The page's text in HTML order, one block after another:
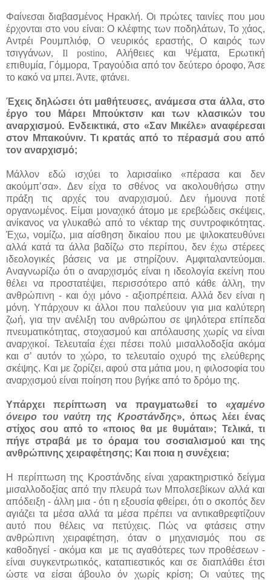
Φαίνεσαι διαβασμένος Ηρακλή. Οι πρώτες ταινίες που μου
έρχονται στο νου είναι: Ο κλέφτης των ποδηλάτων, Το χάος,
Αντρέι Ρουμπλιόφ, Ο νευρικός εραστής, Ο καιρός των
τσιγγάνων, Il postino, Αλήθειες και Ψέματα, Ερωτική
επιθυμία, Γόμμορα, Τραγούδια από τον δεύτερο όροφο, Άσε
το κακό να μπει. Άντε, φτάνει.
Έχεις δηλώσει ότι μαθήτευσες, ανάμεσα στα άλλα, στο
έργο του Μάρει Μπούκτσιν και των κλασικών του
αναρχισμού. Ενδεικτικά, στο «Σαν Μικέλε» αναφέρεσαι
στον Μπακούνιν. Τι κρατάς από το πέρασμά σου από
τον αναρχισμό;
Μάλλον εδώ ισχύει το λαρισαίικο «πέρασα και δεν
ακούμπ’σα». Δεν είχα το σθένος να ακολουθήσω στην
πράξη τις αρχές του αναρχισμού. Δεν ήμουνα ποτέ
οργανωμένος. Είμαι μοναχικό άτομο με ερεβώδεις σκέψεις,
ανίκανος να γλυκαθώ από το νέκταρ της συντροφικότητας.
Έχω, νομίζω, μια αίσθηση δικαίου που με ψιλοκατευθύνει
αλλά κατά τα άλλα βαδίζω στο περίπου, δεν έχω στέρεες
ιδεολογικές βάσεις να με στηρίζουν. Αμφιταλαντεύομαι.
Αναγνωρίζω ότι ο αναρχισμός είναι η ιδεολογία εκείνη που
θέλει να προστατέψει, περισσότερο από κάθε άλλη, την
ανθρώπινη - και όχι μόνο - αξιοπρέπεια. Αλλά δεν είναι η
μόνη. Υπάρχουν κι άλλοι που παλεύουν για μια καλύτερη
ζωή, για την ανέλιξη του ανθρώπου σε ψηλότερα επίπεδα
πνευματικότητας, στοχασμού και απόλαυσης χωρίς να είναι
αναρχικοί. Τελευταία έχει πέσει πολύ μισαλλοδοξία ακόμα
και σ’ αυτόν το χώρο, το τελευταίο οχυρό της ελεύθερης
σκέψης. Και με ζορίζει, αφού στα μάτια μου, η φιλοσοφία του
αναρχισμού είναι ποίηση που βγήκε από το δρόμο της.
Υπάρχει περίπτωση να πραγματωθεί το «χαμένο
όνειρο του ναύτη της Κροστάνδης», όπως λέει ένας
στίχος σου από το «ποιος θα με θυμάται»; Τελικά, τι
πήγε στραβά με το όραμα του σοσιαλισμού και της
ανθρώπινης χειραφέτησης; Και ποια η συνέχεια;
Η περίπτωση της Κροστάνδης είναι χαρακτηριστικό δείγμα
μισαλλοδοξίας από την πλευρά των Μπολσεβίκων αλλά και
απόδειξη - άλλη μια - ότι η εξουσία φθείρει, ότι ο σκοπός δεν
αγιάζει τα μέσα αλλά τα μέσα πρέπει να αντικαθρεφτίζουν
αυτό που θέλεις να πετύχεις. Πώς να φτάσεις στην
ανθρώπινη χειραφέτηση, όταν ο μηχανισμός που σε
καθοδηγεί - ακόμα και
με τις αγαθότερες των προθέσεων -
είναι συγκεντρωτικός, καταπιεστικός και σε διαπλάθει έτσι
ώστε να είσαι άβουλο όν χωρίς κρίση; Οι ναύτες της